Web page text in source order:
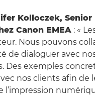
Kolloczek,
Canon EMEA : «
Nous pouvons
de dialoguer avec
Des exemples
nos clients afin de
l’impression